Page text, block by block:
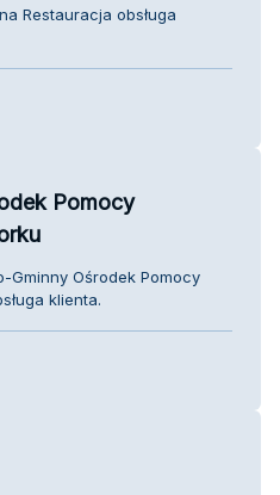
Restauracja obsługa
Pomocy
Gminny Ośrodek Pomocy
klienta.